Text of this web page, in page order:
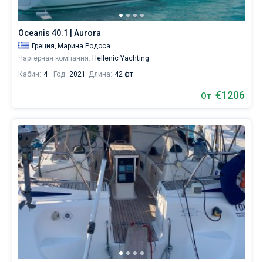
Oceanis 40.1 | Aurora
Греция, Марина Родоса
Чартерная компания: Hellenic Yachting
Кабин: 4 Год: 2021 Длина: 42 фт
От €1206